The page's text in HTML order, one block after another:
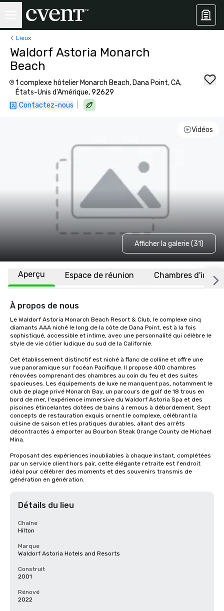
Lieux
Waldorf Astoria Monarch
Beach
1 complexe hôtelier Monarch Beach, Dana Point, CA,
États-Unis d'Amérique, 92629
Contactez-nous
Vidéos
Afficher la galerie (31)
Aperçu Espace de réunion Chambres
À propos de nous
Le Waldorf Astoria Monarch Beach Resort & Club, le complexe cinq
diamants AAA niché le long de la côte de Dana Point, est à la fois
sophistiqué, accessible et intime, avec une personnalité qui célèbre le
style de vie côtier ludique du sud de la Californie.
Cet établissement distinctif est niché à flanc de colline et offre une
vue panoramique sur l'océan Pacifique. Il propose 400 chambres
rénovées comprenant des chambres au coin du feu et des suites
spacieuses. Les équipements de luxe ne manquent pas, notamment le
club de plage privé Monarch Bay, un parcours de golf de 18 trous en
bord de mer, l'expérience immersive du Waldorf Astoria Spa et des
piscines étincelantes dotées de bains à remous à débordement. Sept
concepts de restauration exquis ornent le complexe, célébrant la
cuisine de saison et les pratiques durables, allant des arrêts
décontractés à emporter au Bourbon Steak Orange County de Michael
Mina.
Proposant des expériences inoubliables à chaque instant, complétées
par un service client hors pair, cette élégante retraite est l'endroit
idéal pour célébrer des moments et des souvenirs transmis de
génération en génération.
Détails du lieu
Chaîne
Hilton
Marque
Waldorf Astoria Hotels and Resorts
Construit
2001
Rénové
2022